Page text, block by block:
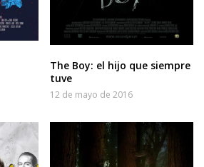
The Boy: el hijo que siempre
tuve
12 de mayo de 2016